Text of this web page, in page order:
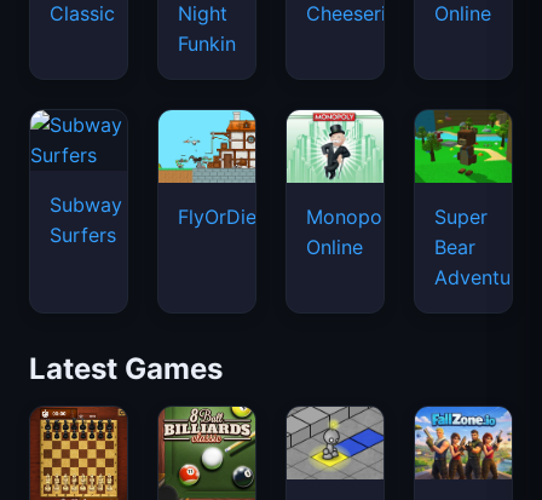
Classic
Night
Funkin
Cheeseria
Online
Subway
Surfers
FlyOrDie.io
Monopoly
Online
Super
Bear
Adventure
Latest Games